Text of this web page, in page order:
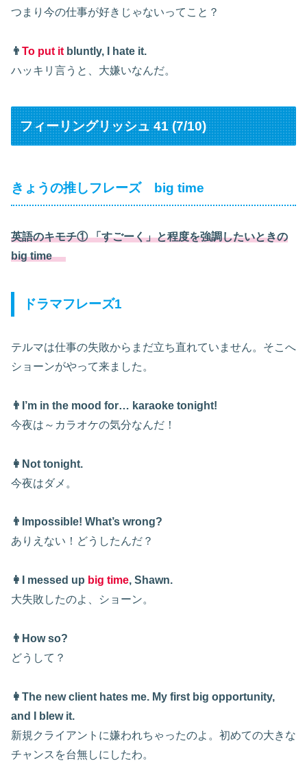
つまり今の仕事が好きじゃないってこと？
👨 To put it bluntly, I hate it.
ハッキリ言うと、大嫌いなんだ。
フィーリングリッシュ 41 (7/10)
きょうの推しフレーズ big time
英語のキモチ① 「すごーく」と程度を強調したいときの
big time
ドラマフレーズ1
テルマは仕事の失敗からまだ立ち直れていません。そこへ
ショーンがやって来ました。
👨I’m in the mood for… karaoke tonight!
今夜は～カラオケの気分なんだ！
👩Not tonight.
今夜はダメ。
👨Impossible! What’s wrong?
ありえない！どうしたんだ？
👩I messed up big time, Shawn.
大失敗したのよ、ショーン。
👨How so?
どうして？
👩The new client hates me. My first big opportunity,
and I blew it.
新規クライアントに嫌われちゃったのよ。初めての大きな
チャンスを台無しにしたわ。